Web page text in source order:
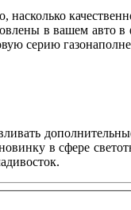
в вашем авто
серию
в сфере